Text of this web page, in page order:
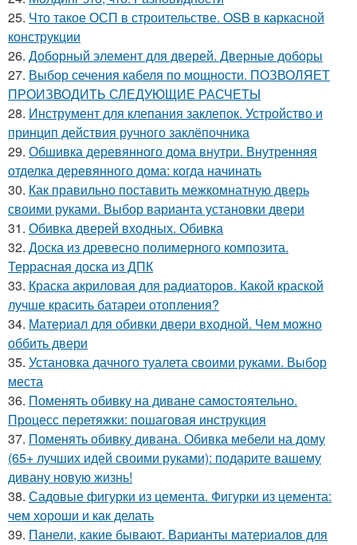
25. Что такое ОСП в строительстве. OSB в каркасной
конструкции
26. Доборный элемент для дверей. Дверные доборы
27. Выбор сечения кабеля по мощности. ПОЗВОЛЯЕТ
ПРОИЗВОДИТЬ СЛЕДУЮЩИЕ РАСЧЕТЫ
28. Инструмент для клепания заклепок. Устройство и
принцип действия ручного заклёпочника
29. Обшивка деревянного дома внутри. Внутренняя
отделка деревянного дома: когда начинать
30. Как правильно поставить межкомнатную дверь
своими руками. Выбор варианта установки двери
31. Обивка дверей входных. Обивка
32. Доска из древесно полимерного композита.
Террасная доска из ДПК
33. Краска акриловая для радиаторов. Какой краской
лучше красить батареи отопления?
34. Материал для обивки двери входной. Чем можно
оббить двери
35. Установка дачного туалета своими руками. Выбор
места
36. Поменять обивку на диване самостоятельно.
Процесс перетяжки: пошаговая инструкция
37. Поменять обивку дивана. Обивка мебели на дому
(65+ лучших идей своими руками): подарите вашему
дивану новую жизнь!
38. Садовые фигурки из цемента. Фигурки из цемента:
чем хороши и как делать
39. Панели, какие бывают. Варианты материалов для